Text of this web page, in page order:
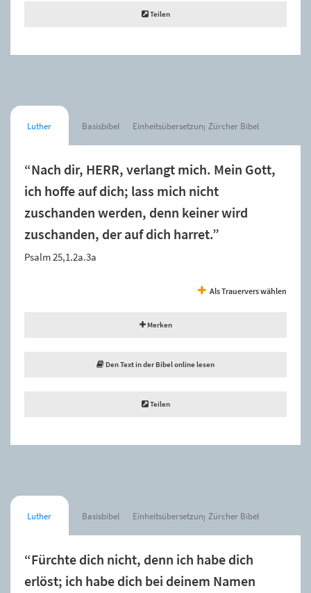
Teilen
Luther Basisbibel Einheitsübersetzung Zürcher Bibel
“Nach dir, HERR, verlangt mich. Mein Gott,
ich hoffe auf dich; lass mich nicht
zuschanden werden, denn keiner wird
zuschanden, der auf dich harret.”
Psalm 25,1.2a.3a
Als Trauervers wählen
Merken
Den Text in der Bibel online lesen
Teilen
Luther Basisbibel Einheitsübersetzung Zürcher Bibel
“Fürchte dich nicht, denn ich habe dich
erlöst; ich habe dich bei deinem Namen